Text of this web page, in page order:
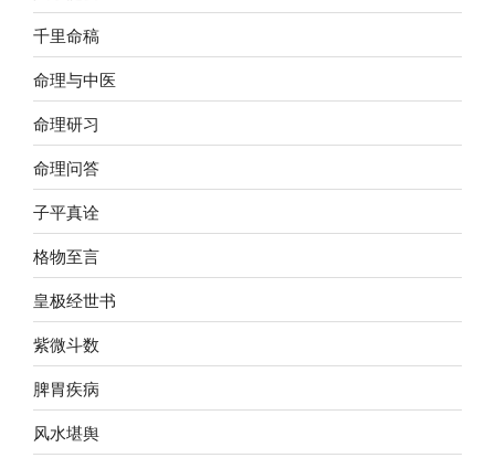
千里命稿
命理与中医
命理研习
命理问答
子平真诠
格物至言
皇极经世书
紫微斗数
脾胃疾病
风水堪舆